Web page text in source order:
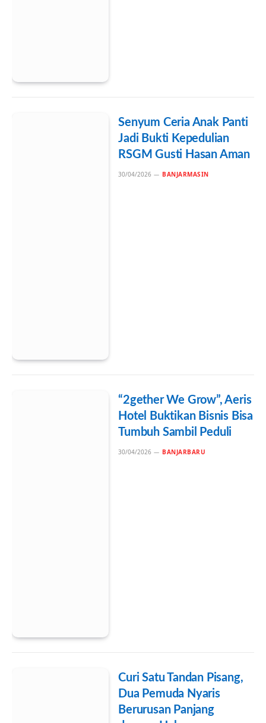
Senyum Ceria Anak Panti
Jadi Bukti Kepedulian
RSGM Gusti Hasan Aman
30/04/2026 BANJARMASIN
“2gether We Grow”, Aeris
Hotel Buktikan Bisnis Bisa
Tumbuh Sambil Peduli
30/04/2026 BANJARBARU
Curi Satu Tandan Pisang,
Dua Pemuda Nyaris
Berurusan Panjang